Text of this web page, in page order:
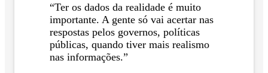
“Ter os dados da realidade é muito
importante. A gente só vai acertar nas
respostas pelos governos, políticas
públicas, quando tiver mais realismo
nas informações.”